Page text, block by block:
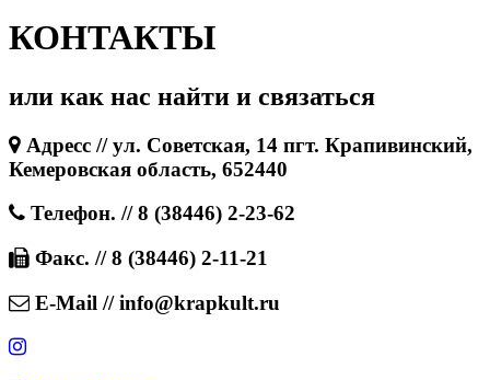
КОНТАКТЫ
или как нас найти и связаться
Адресс // ул. Советская, 14 пгт. Крапивинский,
Кемеровская область, 652440
Телефон. // 8 (38446) 2-23-62
Факс. // 8 (38446) 2-11-21
E-Mail // info@krapkult.ru